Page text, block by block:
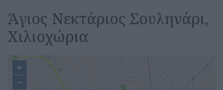
Άγιος Νεκτάριος Σουληνάρι,
Χιλιοχώρια
+
−